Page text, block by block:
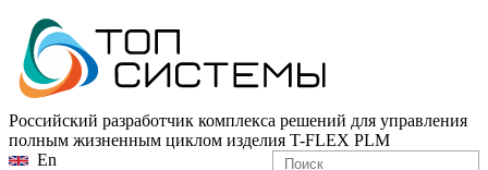
Российский разработчик комплекса решений для управления
полным жизненным циклом изделия T-FLEX PLM
En